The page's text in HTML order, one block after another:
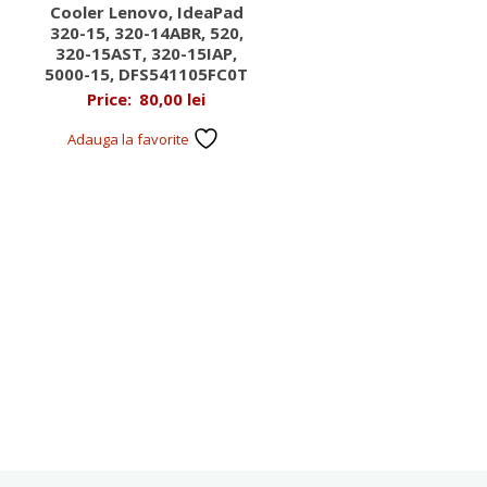
Cooler Lenovo, IdeaPad
320-15, 320-14ABR, 520,
320-15AST, 320-15IAP,
5000-15, DFS541105FC0T
Price: 80,00 lei
Adauga la favorite